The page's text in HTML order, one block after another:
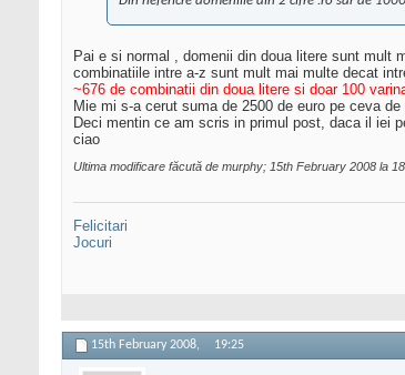
Pai e si normal , domenii din doua litere sunt mult
combinatiile intre a-z sunt mult mai multe decat
~676 de combinatii din doua litere si doar 100
Mie mi s-a cerut suma de 2500 de euro pe ceva
Deci mentin ce am scris in primul post, daca il iei
ciao
Ultima modificare făcută de murphy; 15th February 2008 la
Felicitari
Jocuri
15th February 2008, 19:25